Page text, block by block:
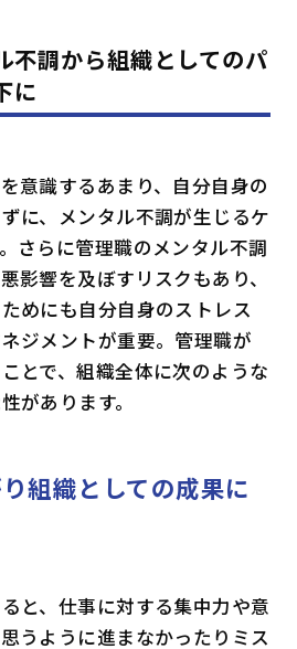
不調から組織としてのパ
に
意識するあまり、自分自身の
に、メンタル不調が生じるケ
さらに管理職のメンタル不調
影響を及ぼすリスクもあり、
めにも自分自身のストレス
ジメントが重要。管理職が
とで、組織全体に次のような
があります。
組織としての成果に
と、仕事に対する集中力や意
うように進まなかったりミス